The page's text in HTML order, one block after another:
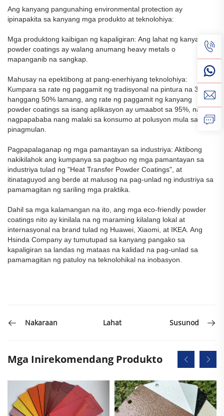
Ang kanyang pangunahing environmental protection ay
ipinapakita sa kanyang mga produkto at teknolohiya:
Mga produktong kaibigan ng kapaligiran: Ang lahat ng kanyang
powder coatings ay walang anumang heavy metals o
mapanganib na sangkap.
Mahusay na epektibong at pang-enerhiyang teknolohiya:
Kumpara sa rate ng paggamit ng tradisyonal na pintura na 30%
hanggang 50% lamang, ang rate ng paggamit ng kanyang
powder coatings sa isang aplikasyon ay umaabot sa 95%, na
nagpapababa nang malaki sa konsumo at polusyon mula sa
pinagmulan.
Pagpapalaganap ng mga pamantayan sa industriya: Aktibong
nakikilahok ang kumpanya sa pagbuo ng mga pamantayan sa
industriya tulad ng "Heat Transfer Powder Coatings", at
itinataguyod ang berde at malusog na pag-unlad ng industriya sa
pamamagitan ng sariling mga praktika.
Dahil sa mga kalamangan na ito, ang mga eco-friendly powder
coatings nito ay kinilala na ng maraming kilalang lokal at
internasyonal na brand tulad ng Huawei, Xiaomi, at IKEA. Ang
Hsinda Company ay tumutupad sa kanyang pangako sa
kapaligiran sa landas ng mataas na kalidad na pag-unlad sa
pamamagitan ng patuloy na teknolohikal na inobasyon.
Nakaraan Lahat Susunod
Mga Inirekomendang Produkto